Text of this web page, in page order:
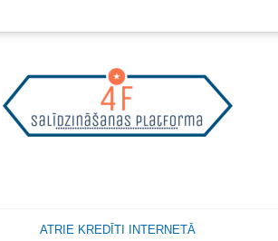
ATRIE KREDĪTI INTERNETĀ